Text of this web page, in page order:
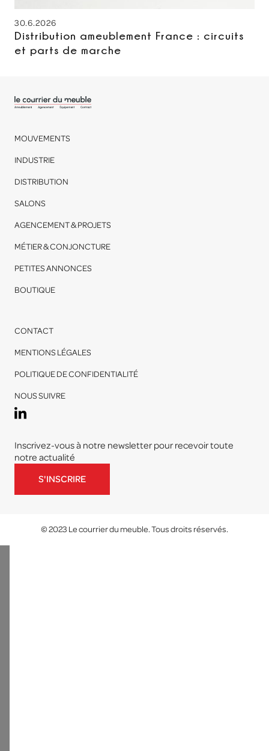
30.6.2026
Distribution ameublement France : circuits
et parts de marche
MOUVEMENTS
INDUSTRIE
DISTRIBUTION
SALONS
AGENCEMENT & PROJETS
MÉTIER & CONJONCTURE
PETITES ANNONCES
BOUTIQUE
CONTACT
MENTIONS LÉGALES
POLITIQUE DE CONFIDENTIALITÉ
NOUS SUIVRE
Inscrivez-vous à notre newsletter pour recevoir toute
notre actualité
S'INSCRIRE
© 2023 Le courrier du meuble. Tous droits réservés.